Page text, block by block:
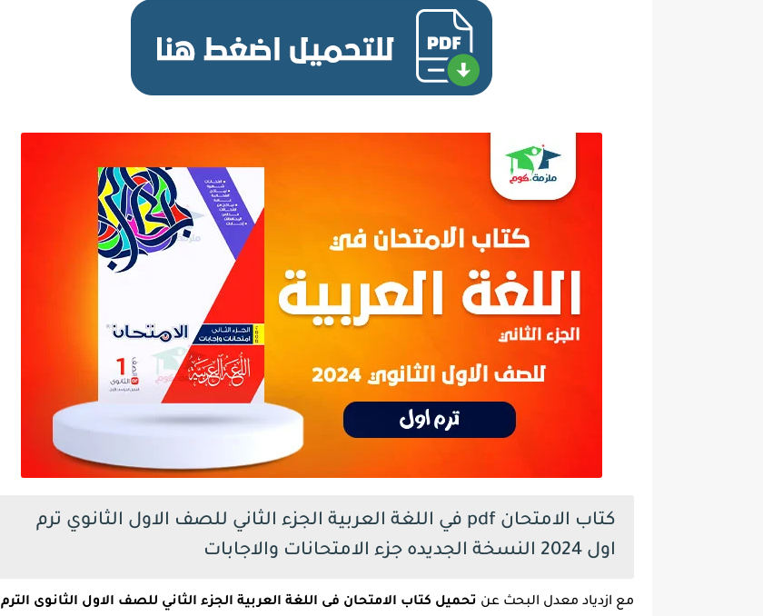
كتاب الامتحان pdf في اللغة العربية الجزء الثاني للصف الاول الثانوي ترم
اول 2024 النسخة الجديده جزء الامتحانات والاجابات
مع ازدياد معدل البحث عن تحميل كتاب الامتحان فى اللغة العربية الجزء الثاني للصف الاول الثانوى الترم